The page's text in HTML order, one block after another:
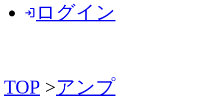
login ログイン
TOP >アンプ